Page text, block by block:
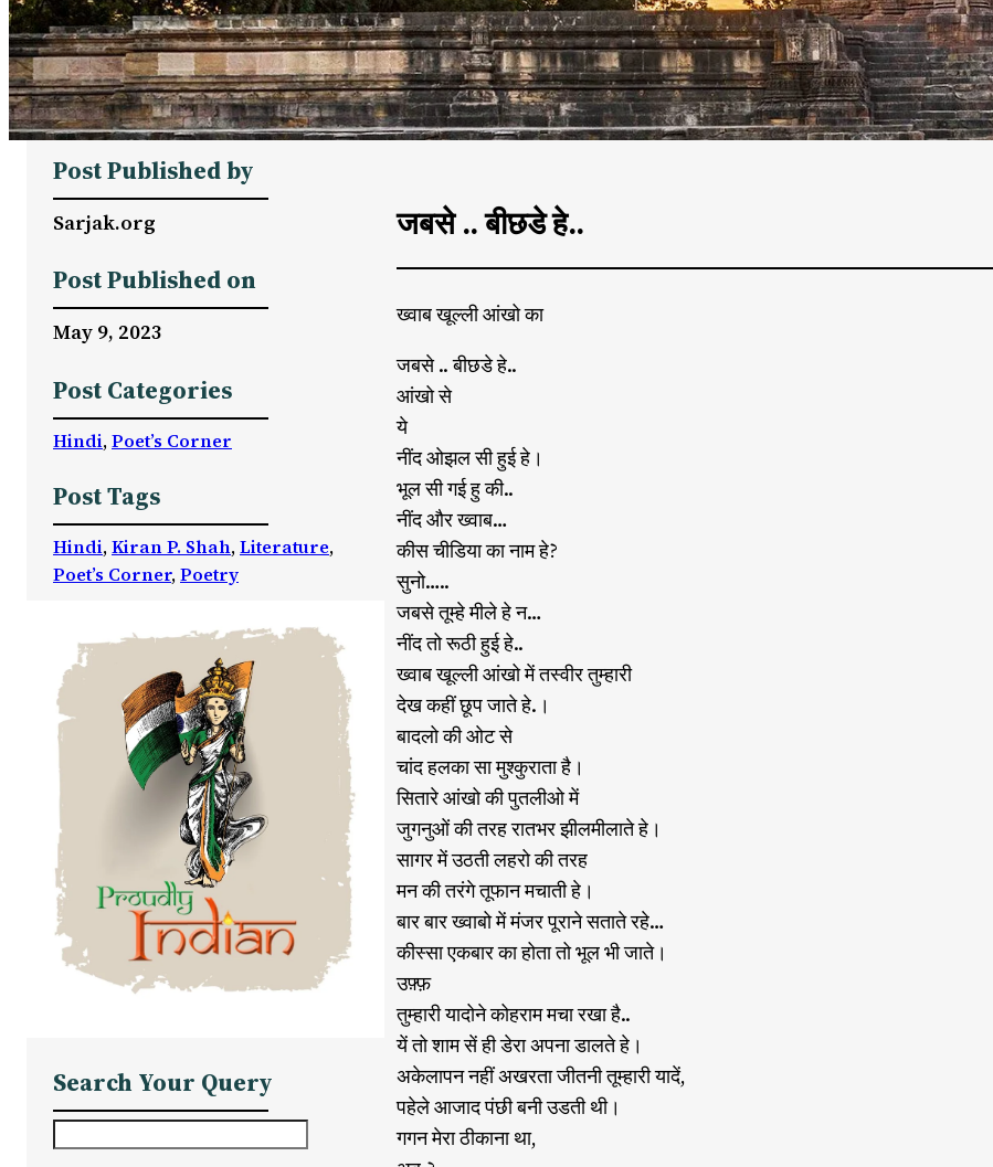
Post Published by
Sarjak.org
Post Published on
May 9, 2023
Post Categories
Hindi, Poet’s Corner
Post Tags
Hindi, Kiran P. Shah, Literature
Poet’s Corner, Poetry
Search Your Query
जबसे .. बीछडे हे..
ख्वाब खूल्ली आंखो का
जबसे .. बीछडे हे..
आंखो से
ये
नींद ओझल सी हुई हे।
भूल सी गई हु की..
नींद और ख्वाब…
कीस चीडिया का नाम हे?
सुनो…..
जबसे तूम्हे मीले हे न…
नींद तो रूठी हुई हे..
ख्वाब खूल्ली आंखो में तस्वीर तुम्हारी
देख कहीं छूप जाते हे.।
बादलो की ओट से
चांद हलका सा मुश्कुराता है।
सितारे आंखो की पुतलीओ में
जुगनुओं की तरह रातभर झीलमीलाते हे।
सागर में उठती लहरो की तरह
मन की तरंगे तूफान मचाती हे।
बार बार ख्वाबो में मंजर पूराने सताते रहे…
कीस्सा एकबार का होता तो भूल भी जाते।
उफ़्फ़
तुम्हारी यादोने कोहराम मचा रखा है..
यें तो शाम सें ही डेरा अपना डालते हे।
अकेलापन नहीं अखरता जीतनी तूम्हारी यादें,
पहेले आजाद पंछी बनी उडती थी।
गगन मेरा ठीकाना था,